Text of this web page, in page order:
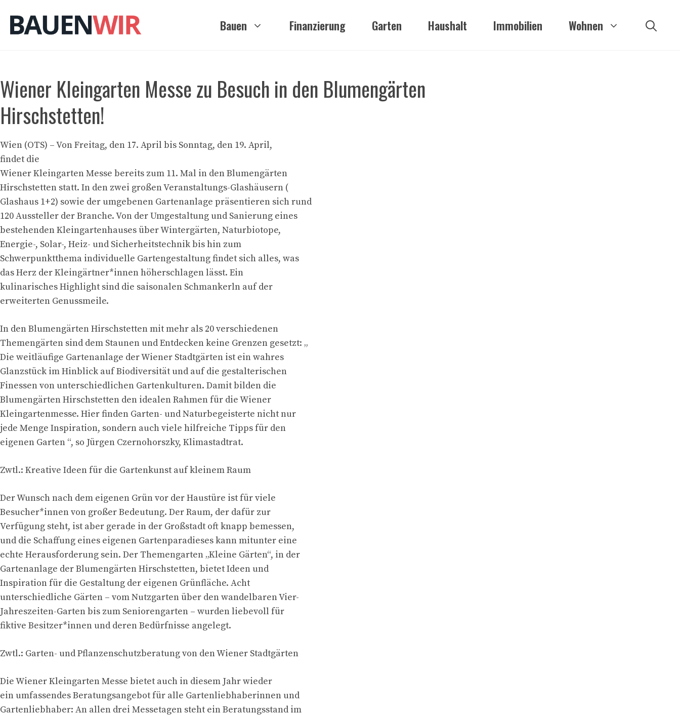
Inhalt
springen
Bauen Finanzierung Garten Haushalt Immobilien Wohnen
Wiener Kleingarten Messe zu Besuch in den Blumengärten
Hirschstetten!
Wien (OTS) – Von Freitag, den 17. April bis Sonntag, den 19. April,
findet die
Wiener Kleingarten Messe bereits zum 11. Mal in den Blumengärten
Hirschstetten statt. In den zwei großen Veranstaltungs-Glashäusern (
Glashaus 1+2) sowie der umgebenen Gartenanlage präsentieren sich rund
120 Aussteller der Branche. Von der Umgestaltung und Sanierung eines
bestehenden Kleingartenhauses über Wintergärten, Naturbiotope,
Energie-, Solar-, Heiz- und Sicherheitstechnik bis hin zum
Schwerpunktthema individuelle Gartengestaltung findet sich alles, was
das Herz der Kleingärtner*innen höherschlagen lässt. Ein
kulinarisches Highlight sind die saisonalen Schmankerln auf der
erweiterten Genussmeile.
In den Blumengärten Hirschstetten mit mehr als 20 verschiedenen
Themengärten sind dem Staunen und Entdecken keine Grenzen gesetzt: „
Die weitläufige Gartenanlage der Wiener Stadtgärten ist ein wahres
Glanzstück im Hinblick auf Biodiversität und auf die gestalterischen
Finessen von unterschiedlichen Gartenkulturen. Damit bilden die
Blumengärten Hirschstetten den idealen Rahmen für die Wiener
Kleingartenmesse. Hier finden Garten- und Naturbegeisterte nicht nur
jede Menge Inspiration, sondern auch viele hilfreiche Tipps für den
eigenen Garten “, so Jürgen Czernohorszky, Klimastadtrat.
Zwtl.: Kreative Ideen für die Gartenkunst auf kleinem Raum
Der Wunsch nach dem eigenen Grün vor der Haustüre ist für viele
Besucher*innen von großer Bedeutung. Der Raum, der dafür zur
Verfügung steht, ist aber gerade in der Großstadt oft knapp bemessen,
und die Schaffung eines eigenen Gartenparadieses kann mitunter eine
echte Herausforderung sein. Der Themengarten „Kleine Gärten“, in der
Gartenanlage der Blumengärten Hirschstetten, bietet Ideen und
Inspiration für die Gestaltung der eigenen Grünfläche. Acht
unterschiedliche Gärten – vom Nutzgarten über den wandelbaren Vier-
Jahreszeiten-Garten bis zum Seniorengarten – wurden liebevoll für
fiktive Besitzer*innen und deren Bedürfnisse angelegt.
Zwtl.: Garten- und Pflanzenschutzberatung von den Wiener Stadtgärten
Die Wiener Kleingarten Messe bietet auch in diesem Jahr wieder
ein umfassendes Beratungsangebot für alle Gartenliebhaberinnen und
Gartenliebhaber: An allen drei Messetagen steht ein Beratungsstand im